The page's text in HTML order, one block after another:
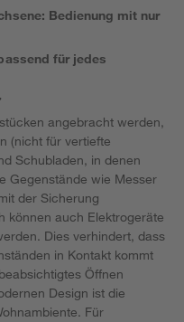
Bedienung mit nur
für jedes
angebracht werden,
(nicht für vertiefte
Schubladen, in denen
Gegenstände wie Messer
der Sicherung
können auch Elektrogeräte
Dies verhindert, dass
in Kontakt kommt
Öffnen
Design ist die
Für